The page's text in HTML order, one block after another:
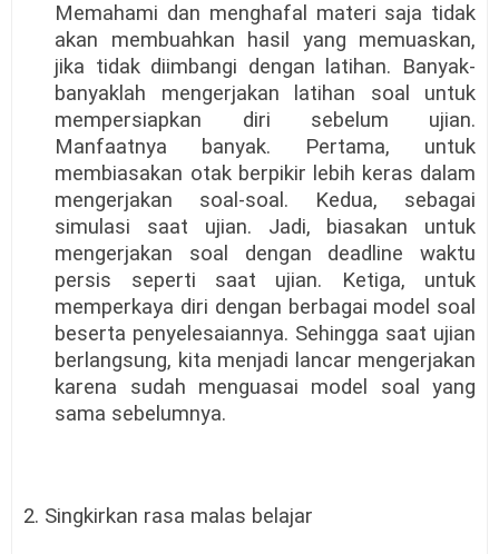
Memahami dan menghafal materi saja tidak
akan membuahkan hasil yang memuaskan,
jika tidak diimbangi dengan latihan. Banyak-
banyaklah mengerjakan latihan soal untuk
mempersiapkan diri sebelum ujian.
Manfaatnya banyak. Pertama, untuk
membiasakan otak berpikir lebih keras dalam
mengerjakan soal-soal. Kedua, sebagai
simulasi saat ujian. Jadi, biasakan untuk
mengerjakan soal dengan deadline waktu
persis seperti saat ujian. Ketiga, untuk
memperkaya diri dengan berbagai model soal
beserta penyelesaiannya. Sehingga saat ujian
berlangsung, kita menjadi lancar mengerjakan
karena sudah menguasai model soal yang
sama sebelumnya.
2. Singkirkan rasa malas belajar